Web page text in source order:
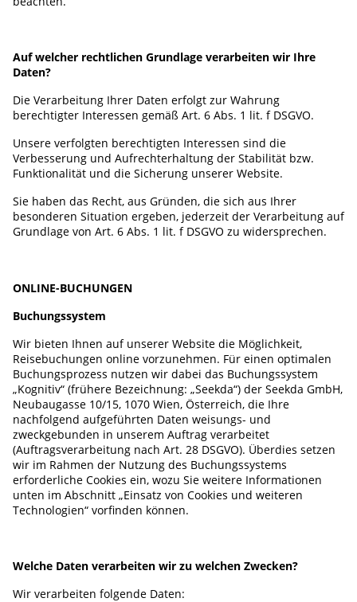
Auf welcher rechtlichen Grundlage verarbeiten wir Ihre
Daten?
Die Verarbeitung Ihrer Daten erfolgt zur Wahrung
berechtigter Interessen gemäß Art. 6 Abs. 1 lit. f DSGVO.
Unsere verfolgten berechtigten Interessen sind die
Verbesserung und Aufrechterhaltung der Stabilität bzw.
Funktionalität und die Sicherung unserer Website.
Sie haben das Recht, aus Gründen, die sich aus Ihrer
besonderen Situation ergeben, jederzeit der Verarbeitung auf
Grundlage von Art. 6 Abs. 1 lit. f DSGVO zu widersprechen.
ONLINE-BUCHUNGEN
Buchungssystem
Wir bieten Ihnen auf unserer Website die Möglichkeit,
Reisebuchungen online vorzunehmen. Für einen optimalen
Buchungsprozess nutzen wir dabei das Buchungssystem
„Kognitiv“ (frühere Bezeichnung: „Seekda“) der Seekda GmbH,
Neubaugasse 10/15, 1070 Wien, Österreich, die Ihre
nachfolgend aufgeführten Daten weisungs- und
zweckgebunden in unserem Auftrag verarbeitet
(Auftragsverarbeitung nach Art. 28 DSGVO). Überdies setzen
wir im Rahmen der Nutzung des Buchungssystems
erforderliche Cookies ein, wozu Sie weitere Informationen
unten im Abschnitt „Einsatz von Cookies und weiteren
Technologien“ vorfinden können.
Welche Daten verarbeiten wir zu welchen Zwecken?
Wir verarbeiten folgende Daten: